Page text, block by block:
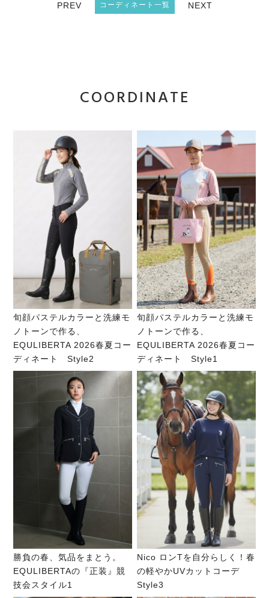
PREV コーディネート一覧 NEXT
COORDINATE
旬顔パステルカラーと洗練モ
ノトーンで作る、
EQULIBERTA 2026春夏コー
ディネート Style2
旬顔パステルカラーと洗練モ
ノトーンで作る、
EQULIBERTA 2026春夏コー
ディネート Style1
勝負の春、気品をまとう。
EQULIBERTAの『正装』競
技会スタイル1
Nico ロンTを自分らしく！春
の軽やかUVカットコーデ
Style3